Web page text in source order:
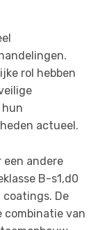
rol hebben
actueel.
andere
B-s1,d0
De
combinatie van